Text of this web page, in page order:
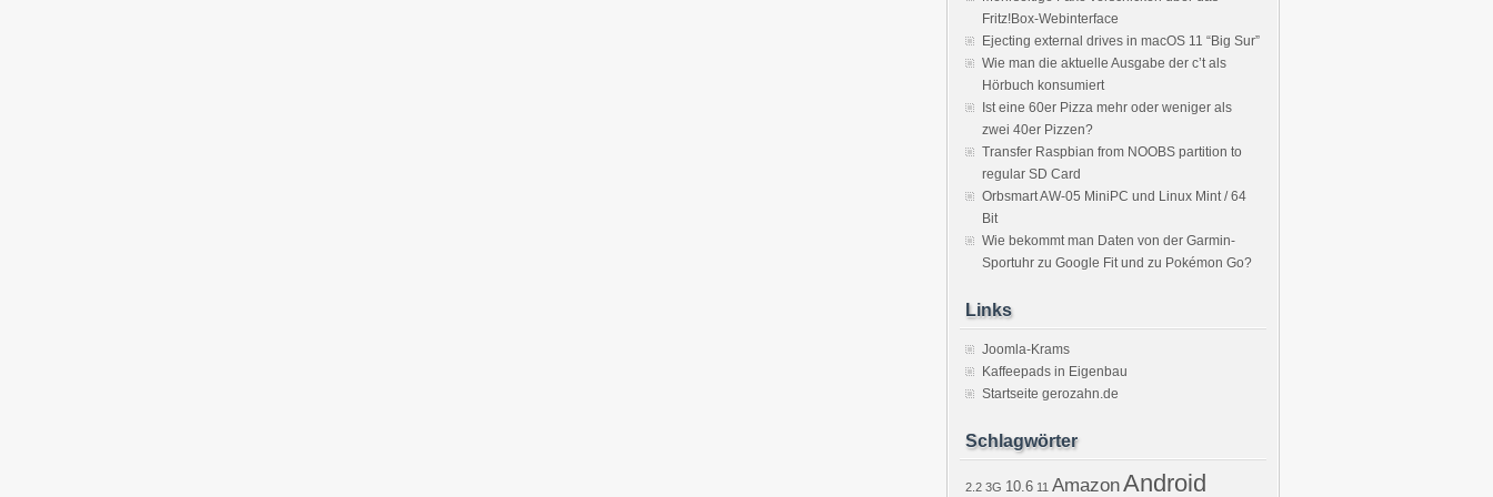
Fritz!Box-Webinterface
Ejecting external drives in macOS 11 “Big Sur”
Wie man die aktuelle Ausgabe der c’t als
Hörbuch konsumiert
Ist eine 60er Pizza mehr oder weniger als
zwei 40er Pizzen?
Transfer Raspbian from NOOBS partition to
regular SD Card
Orbsmart AW-05 MiniPC und Linux Mint / 64
Bit
Wie bekommt man Daten von der Garmin-
Sportuhr zu Google Fit und zu Pokémon Go?
Links
Joomla-Krams
Kaffeepads in Eigenbau
Startseite gerozahn.de
Schlagwörter
2.2 3G 10.6 11 AmazonAndroid